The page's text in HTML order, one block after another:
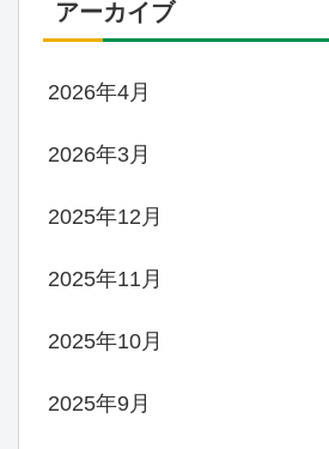
アーカイブ
2026年4月
2026年3月
2025年12月
2025年11月
2025年10月
2025年9月